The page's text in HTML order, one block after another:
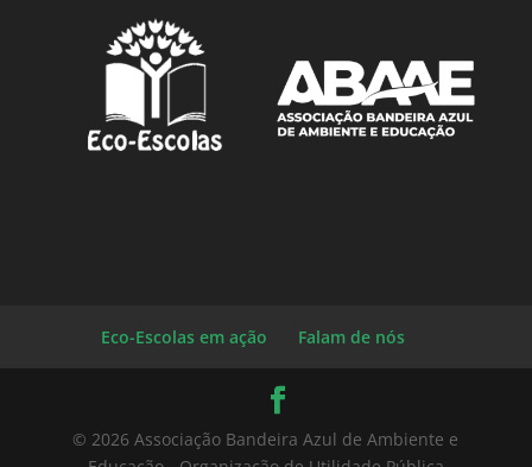
Eco-Escolas em ação Falam de nós
© 2026 Associação Bandeira Azul de Ambiente e